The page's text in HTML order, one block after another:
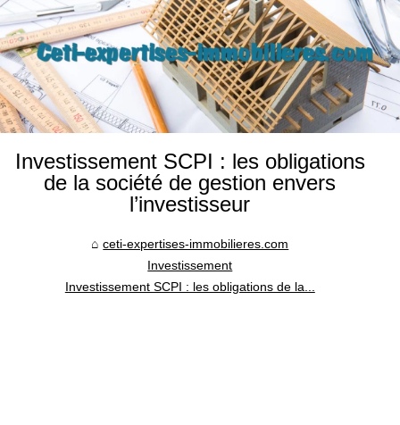
Investissement SCPI : les obligations
de la société de gestion envers
l’investisseur
ceti-expertises-immobilieres.com
Investissement
Investissement SCPI : les obligations de la...